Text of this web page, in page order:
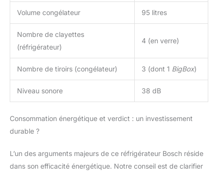
Volume congélateur 95 litres
Nombre de clayettes
(réfrigérateur)
4 (en verre)
Nombre de tiroirs (congélateur) 3 (dont 1 BigBox)
Niveau sonore 38 dB
Consommation énergétique et verdict : un investissement
durable ?
L’un des arguments majeurs de ce réfrigérateur Bosch réside
dans son efficacité énergétique. Notre conseil est de clarifier